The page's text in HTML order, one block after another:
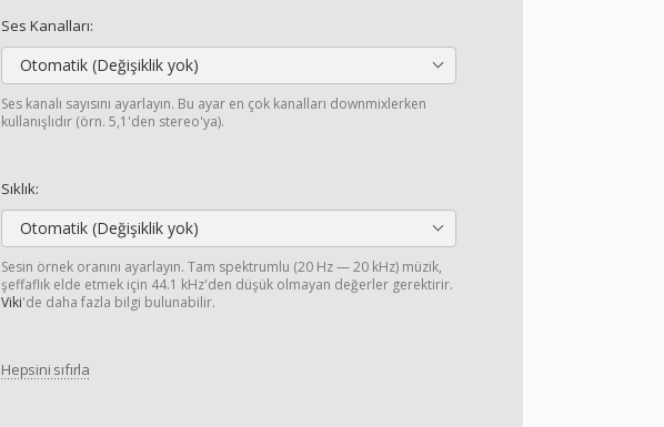
Ses Kanalları:
Otomatik (Değişiklik yok)
Ses kanalı sayısını ayarlayın. Bu ayar en çok kanalları downmixlerken
kullanışlıdır (örn. 5,1'den stereo'ya).
Sıklık:
Otomatik (Değişiklik yok)
Sesin örnek oranını ayarlayın. Tam spektrumlu (20 Hz — 20 kHz) müzik,
şeffaflık elde etmek için 44.1 kHz'den düşük olmayan değerler gerektirir.
Viki'de daha fazla bilgi bulunabilir.
Hepsini sıfırla